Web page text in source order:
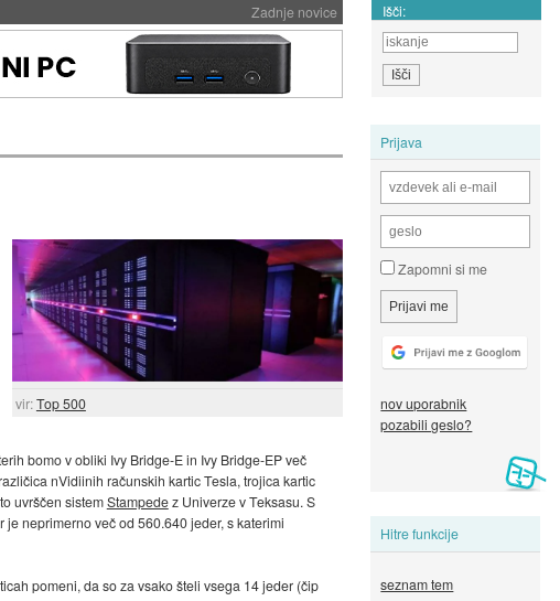
Zadnje novice Išči:
Prijava
Zapomni si me
nov uporabnik
pozabili geslo?
Hitre funkcije
seznam tem
vir:Top 500
bomo v obliki Ivy Bridge-E in Ivy Bridge-EP več
nVidiinih računskih kartic Tesla, trojica kartic
uvrščen sistemStampedez Univerze v Teksasu. S
neprimerno več od 560.640 jeder, s katerimi
pomeni, da so za vsako šteli vsega 14 jeder (čip